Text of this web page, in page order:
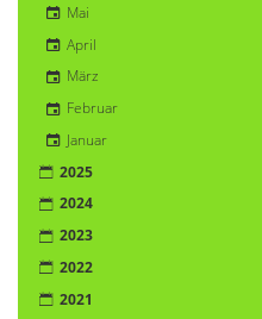
Mai
April
März
Februar
Januar
2025
2024
2023
2022
2021